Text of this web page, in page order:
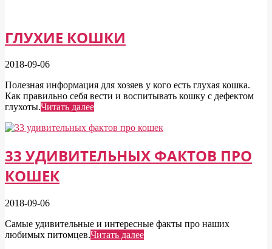
ГЛУХИЕ КОШКИ
2018-09-06
Полезная информация для хозяев у кого есть глухая кошка.
Как правильно себя вести и воспитывать кошку с дефектом
глухоты.Читать далее
33 УДИВИТЕЛЬНЫХ ФАКТОВ ПРО
КОШЕК
2018-09-06
Самые удивительные и интересные факты про наших
любимых питомцев.Читать далее